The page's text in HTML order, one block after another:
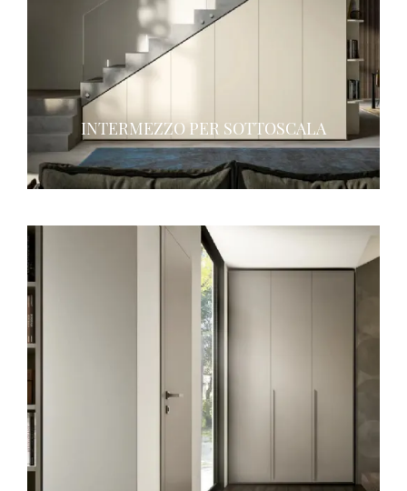
INTERMEZZO PER SOTTOSCALA